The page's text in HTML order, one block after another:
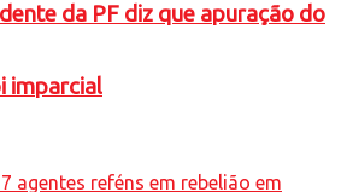
da PF diz que apuração do
imparcial